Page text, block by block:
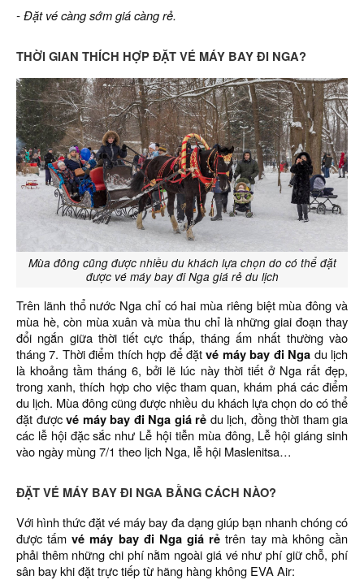
- Đặt vé càng sớm giá càng rẻ.
THỜI GIAN THÍCH HỢP ĐẶT VÉ MÁY BAY ĐI NGA?
Mùa đông cũng được nhiều du khách lựa chọn do có thể đặt
được vé máy bay đi Nga giá rẻ du lịch
Trên lãnh thổ nước Nga chỉ có hai mùa riêng biệt mùa đông và
mùa hè, còn mùa xuân và mùa thu chỉ là những giai đoạn thay
đổi ngắn giữa thời tiết cực thấp, tháng ấm nhất thường vào
tháng 7. Thời điểm thích hợp để đặtvé máy bay đi Nga du lịch
là khoảng tầm tháng 6, bởi lẽ lúc này thời tiết ở Nga rất đẹp,
trong xanh, thích hợp cho việc tham quan, khám phá các điểm
du lịch. Mùa đông cũng được nhiều du khách lựa chọn do có thể
đặt đượcvé máy bay đi Nga giá rẻ du lịch, đồng thời tham gia
các lễ hội đặc sắc như Lễ hội tiễn mùa đông, Lễ hội giáng sinh
vào ngày mùng 7/1 theo lịch Nga, lễ hội Maslenitsa…
ĐẶT VÉ MÁY BAY ĐI NGA BẰNG CÁCH NÀO?
Với hình thức đặt vé máy bay đa dạng giúp bạn nhanh chóng có
được tấmvé máy bay đi Nga giá rẻ trên tay mà không cần
phải thêm những chi phí nằm ngoài giá vé như phí giữ chỗ, phí
sân bay khi đặt trực tiếp từ hãng hàng không EVA Air: